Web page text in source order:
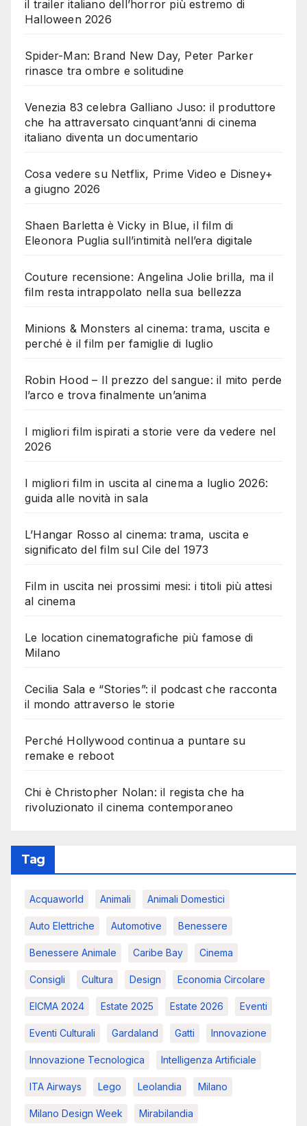
il trailer italiano dell’horror più estremo di
Halloween 2026
Spider-Man: Brand New Day, Peter Parker
rinasce tra ombre e solitudine
Venezia 83 celebra Galliano Juso: il produttore
che ha attraversato cinquant’anni di cinema
italiano diventa un documentario
Cosa vedere su Netflix, Prime Video e Disney+
a giugno 2026
Shaen Barletta è Vicky in Blue, il film di
Eleonora Puglia sull’intimità nell’era digitale
Couture recensione: Angelina Jolie brilla, ma il
film resta intrappolato nella sua bellezza
Minions & Monsters al cinema: trama, uscita e
perché è il film per famiglie di luglio
Robin Hood – Il prezzo del sangue: il mito perde
l’arco e trova finalmente un’anima
I migliori film ispirati a storie vere da vedere nel
2026
I migliori film in uscita al cinema a luglio 2026:
guida alle novità in sala
L’Hangar Rosso al cinema: trama, uscita e
significato del film sul Cile del 1973
Film in uscita nei prossimi mesi: i titoli più attesi
al cinema
Le location cinematografiche più famose di
Milano
Cecilia Sala e “Stories”: il podcast che racconta
il mondo attraverso le storie
Perché Hollywood continua a puntare su
remake e reboot
Chi è Christopher Nolan: il regista che ha
rivoluzionato il cinema contemporaneo
Tag
Acquaworld Animali Animali Domestici
Auto Elettriche Automotive Benessere
Benessere Animale Caribe Bay Cinema
Consigli Cultura Design Economia Circolare
EICMA 2024 Estate 2025 Estate 2026 Eventi
Eventi Culturali Gardaland Gatti Innovazione
Innovazione Tecnologica Intelligenza Artificiale
ITA Airways Lego Leolandia Milano
Milano Design Week Mirabilandia